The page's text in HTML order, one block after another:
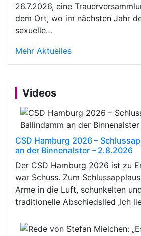
26.7.2026, eine
dem Ort, wo im nächsten Jahr
sexuelle…
Mehr Aktuelles
Videos
CSD Hamburg 2026 –
an der Binnenalster – 2.8.2026
Der CSD Hamburg 2026 ist zu
war Schuss. Zum
Arme in die Luft, schunkelten
traditionelle Abschiedslied ‚Ich